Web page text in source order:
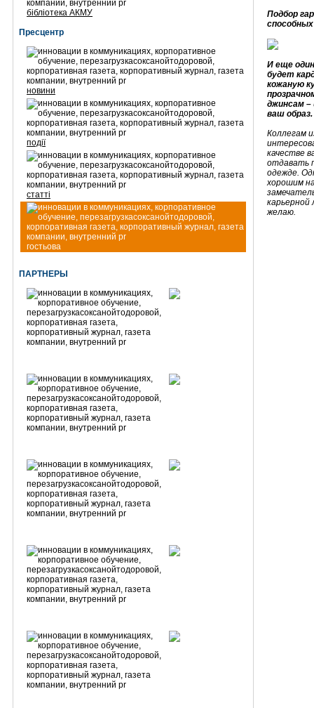
бібліотека АКМУ
Пресцентр
новини
події
статті
гостьова
ПАРТНЕРЫ
Подбор
И еще
будет
кожаную
джинсам –
ваш образ.
Коллегам
качестве
отдавать
одежде.
хорошим
карьерной
желаю.